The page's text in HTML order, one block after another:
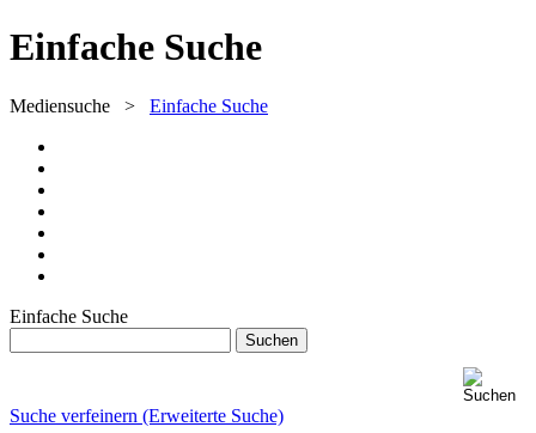
Einfache Suche
Mediensuche > Einfache Suche
Einfache Suche
Suche verfeinern (Erweiterte Suche)